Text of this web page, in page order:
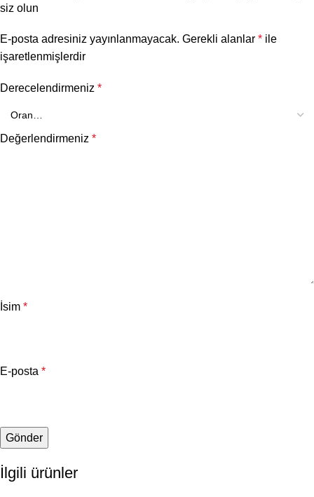
siz olun
E-posta adresiniz yayınlanmayacak. Gerekli alanlar * ile
işaretlenmişlerdir
Derecelendirmeniz *
Değerlendirmeniz *
İsim *
E-posta *
İlgili ürünler